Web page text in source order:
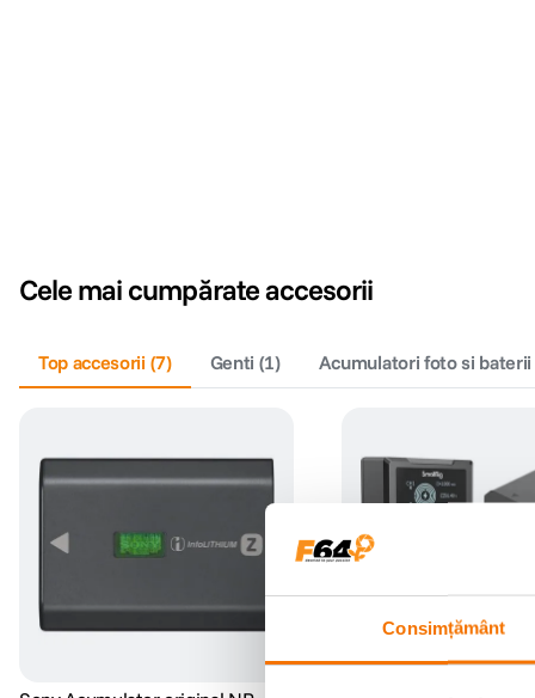
Consimțământ
Cele mai cumpărate accesorii
Top accesorii (7) Genti (1) Acumulatori foto si baterii